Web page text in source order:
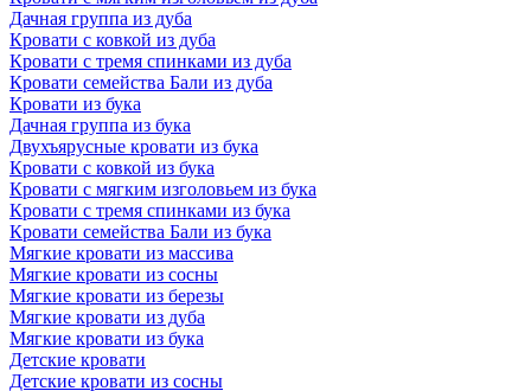
Дачная группа из дуба
Кровати с ковкой из дуба
Кровати с тремя спинками из дуба
Кровати семейства Бали из дуба
Кровати из бука
Дачная группа из бука
Двухъярусные кровати из бука
Кровати с ковкой из бука
Кровати с мягким изголовьем из бука
Кровати с тремя спинками из бука
Кровати семейства Бали из бука
Мягкие кровати из массива
Мягкие кровати из сосны
Мягкие кровати из березы
Мягкие кровати из дуба
Мягкие кровати из бука
Детские кровати
Детские кровати из сосны